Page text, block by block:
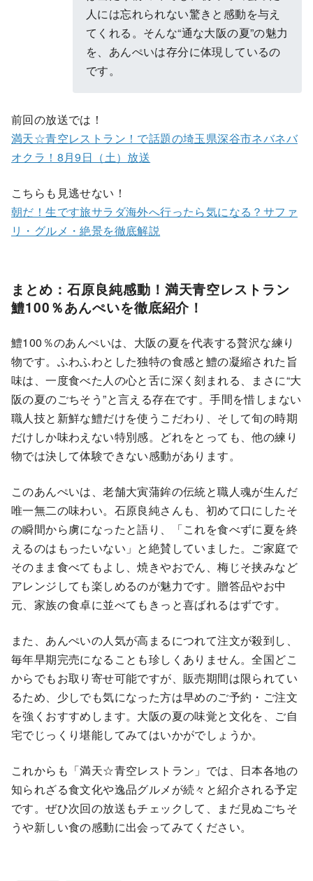
人には忘れられない驚きと感動を与え
てくれる。そんな“通な大阪の夏”の魅力
を、あんぺいは存分に体現しているの
です。
前回の放送では！
満天☆青空レストラン！で話題の埼玉県深谷市ネバネバ
オクラ！8月9日（土）放送
こちらも見逃せない！
朝だ！生です旅サラダ海外へ行ったら気になる？サファ
リ・グルメ・絶景を徹底解説
まとめ：石原良純感動！満天青空レストラン
鱧100％あんぺいを徹底紹介！
鱧100％のあんぺいは、大阪の夏を代表する贅沢な練り
物です。ふわふわとした独特の食感と鱧の凝縮された旨
味は、一度食べた人の心と舌に深く刻まれる、まさに“大
阪の夏のごちそう”と言える存在です。手間を惜しまない
職人技と新鮮な鱧だけを使うこだわり、そして旬の時期
だけしか味わえない特別感。どれをとっても、他の練り
物では決して体験できない感動があります。
このあんぺいは、老舗大寅蒲鉾の伝統と職人魂が生んだ
唯一無二の味わい。石原良純さんも、初めて口にしたそ
の瞬間から虜になったと語り、「これを食べずに夏を終
えるのはもったいない」と絶賛していました。ご家庭で
そのまま食べてもよし、焼きやおでん、梅じそ挟みなど
アレンジしても楽しめるのが魅力です。贈答品やお中
元、家族の食卓に並べてもきっと喜ばれるはずです。
また、あんぺいの人気が高まるにつれて注文が殺到し、
毎年早期完売になることも珍しくありません。全国どこ
からでもお取り寄せ可能ですが、販売期間は限られてい
るため、少しでも気になった方は早めのご予約・ご注文
を強くおすすめします。大阪の夏の味覚と文化を、ご自
宅でじっくり堪能してみてはいかがでしょうか。
これからも「満天☆青空レストラン」では、日本各地の
知られざる食文化や逸品グルメが続々と紹介される予定
です。ぜひ次回の放送もチェックして、まだ見ぬごちそ
うや新しい食の感動に出会ってみてください。